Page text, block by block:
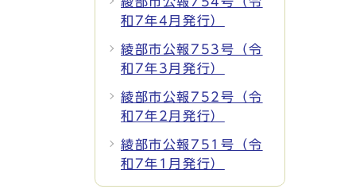
和7年4月発行）
綾部市公報753号（令
和7年3月発行）
綾部市公報752号（令
和7年2月発行）
綾部市公報751号（令
和7年1月発行）